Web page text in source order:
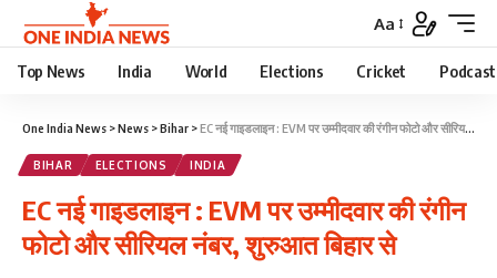
Aa
Top News India World Elections Cricket Podcast
One India News >News >Bihar >EC नई गाइडलाइन : EVM पर उम्मीदवार की रंगीन फोटो और सीरियल नंबर, शुरुआत बिहार से
BIHAR ELECTIONS INDIA
EC नई गाइडलाइन : EVM पर उम्मीदवार की रंगीन
फोटो और सीरियल नंबर, शुरुआत बिहार से